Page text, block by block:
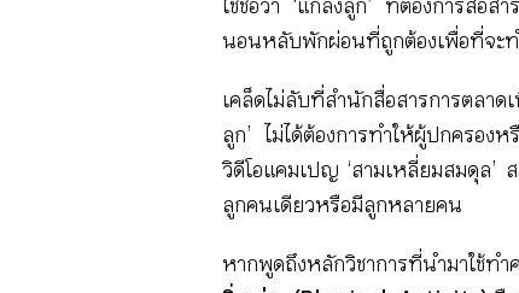
ใช้ชื่อว่า ‘แกล้งลูก’ ที่ต้องการสื่อส
นอนหลับพักผ่อนที่ถูกต้องเพื่อที่จะท
เคล็ดไม่ลับที่สำนักสื่อสารการตลา
ลูก’ ไม่ได้ต้องการทำให้ผู้ปกครอง
วิดีโอแคมเปญ ‘สามเหลี่ยมสมดุล’
ลูกคนเดียวหรือมีลูกหลายคน
หากพูดถึงหลักวิชาการที่นำมาใช้ทำ